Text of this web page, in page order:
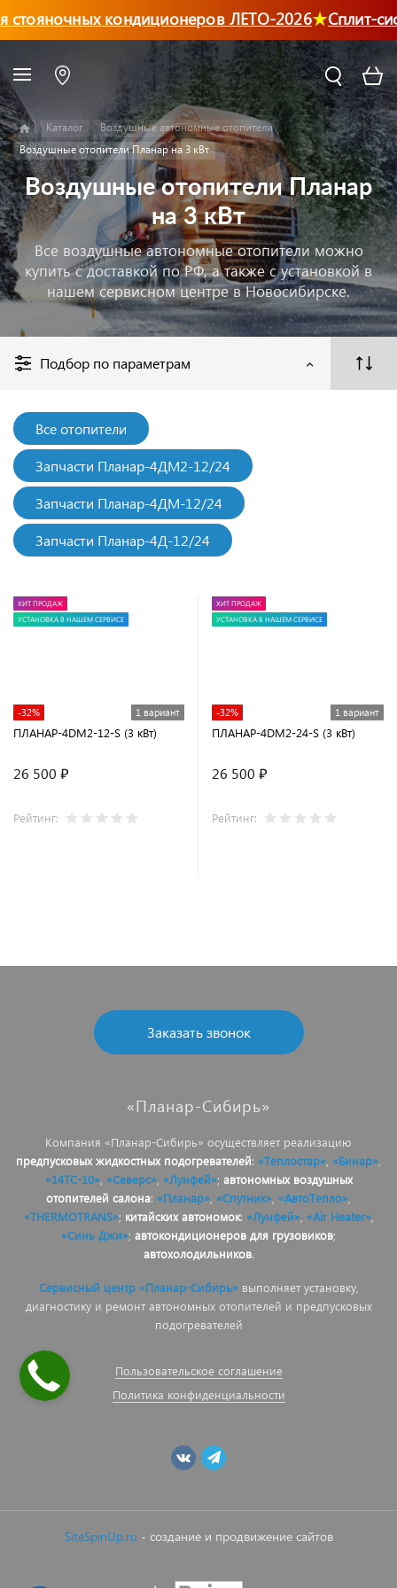
стояночных кондиционеров ЛЕТО-2026 Сплит-
Каталог
Воздушные автономные отопители
Воздушные отопители Планар на 3 кВт
Воздушные отопители Планар
на 3 кВт
Все воздушные автономные отопители можно
купить с доставкой по РФ, а также с установкой в
нашем сервисном центре в Новосибирске.
Подбор по параметрам
Все отопители
Запчасти Планар-4ДМ2-12/24
Запчасти Планар-4ДМ-12/24
Запчасти Планар-4Д-12/24
ХИТ ПРОДАЖ
УСТАНОВКА В НАШЕМ СЕРВИСЕ
-32% 1 вариант
ПЛАНАР-4DM2-12-S (3 кВт)
26 500 ₽
Рейтинг:
ХИТ ПРОДАЖ
УСТАНОВКА В НАШЕМ СЕРВИСЕ
-32% 1 вариант
ПЛАНАР-4DM2-24-S (3 кВт)
26 500 ₽
Рейтинг:
Заказать звонок
«Планар-Сибирь»
Компания «Планар-Сибирь» осуществляет реализацию
предпусковых жидкостных подогревателей: «Теплостар» «Бинар»
«14ТС-10», «Северс», «Лунфей»; автономных воздушных
отопителей салона: «Планар» «Спутник» «АвтоТепло»
«THERMOTRANS»; китайских автономок: «Лунфей», «Air Heater»,
«Синь Джи»; автокондиционеров для грузовиков;
автохолодильников.
Сервисный центр «Планар-Сибирь»выполняет установку,
диагностику и ремонт автономных отопителей и предпусковых
подогревателей
Пользовательское соглашение
Политика конфиденциальности
SiteSpinUp.ru - создание и продвижение сайтов